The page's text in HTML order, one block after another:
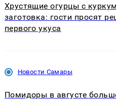
Хрустящие огурцы с
заготовка: гости просят
первого укуса
Новости Самары
Помидоры в августе